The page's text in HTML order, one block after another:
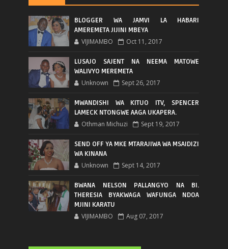
BLOGGER WA JAMVI LA HABARI
AMEREMETA JIJINI MBEYA
VIJIMAMBO Oct 11, 2017
LUSAJO SAJENT NA NEEMA MATOWE
WALIVYO MEREMETA
Unknown Sept 26, 2017
MWANDISHI WA KITUO ITV, SPENCER
LAMECK NTONGWE AAGA UKAPERA.
Othman Michuzi Sept 19, 2017
SEND OFF YA MKE MTARAJIWA WA MSAIDIZI
WA KINANA
Unknown Sept 14, 2017
BWANA NELSON PALLANGYO NA BI.
THERESIA BYAKWAGA WAFUNGA NDOA
MJINI KARATU
VIJIMAMBO Aug 07, 2017